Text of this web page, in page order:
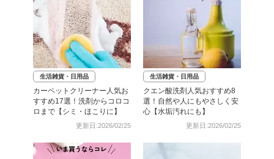
生活雑貨・日用品
カーペットクリーナー人気お
すすめ17選！洗剤からコロコ
ロまで【シミ・ほこりに】
更新日:2026/02/25
生活雑貨・日用品
クエン酸洗剤人気おすすめ8
選！自然や人にもやさしく安
心【水垢汚れにも】
更新日:2026/02/25